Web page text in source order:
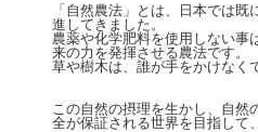
「自然農法」とは、日本では
進してきました。
農薬や化学肥料を使用しない事
来の力を発揮させる農法です。
草や樹木は、誰が手をかけなく
この自然の摂理を生かし、自
全が保証される世界を目指して